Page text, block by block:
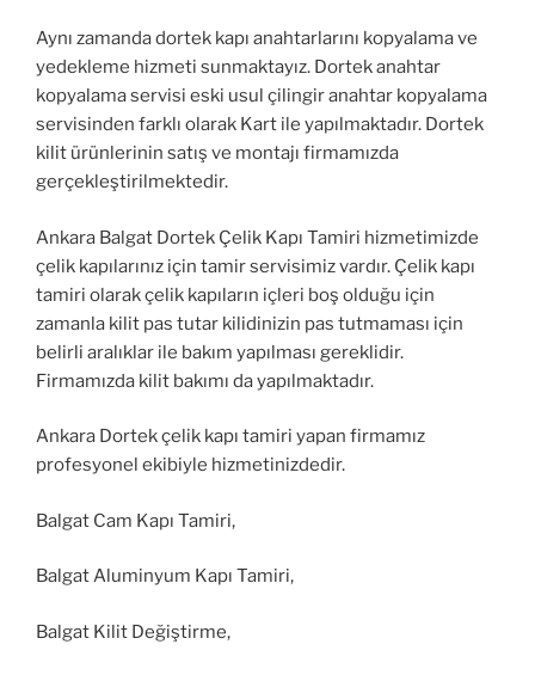
Aynı zamanda dortek kapı anahtarlarını kopyalama ve
yedekleme hizmeti sunmaktayız. Dortek anahtar
kopyalama servisi eski usul çilingir anahtar kopyalama
servisinden farklı olarak Kart ile yapılmaktadır. Dortek
kilit ürünlerinin satış ve montajı firmamızda
gerçekleştirilmektedir.
Ankara Balgat Dortek Çelik Kapı Tamiri hizmetimizde
çelik kapılarınız için tamir servisimiz vardır. Çelik kapı
tamiri olarak çelik kapıların içleri boş olduğu için
zamanla kilit pas tutar kilidinizin pas tutmaması için
belirli aralıklar ile bakım yapılması gereklidir.
Firmamızda kilit bakımı da yapılmaktadır.
Ankara Dortek çelik kapı tamiri yapan firmamız
profesyonel ekibiyle hizmetinizdedir.
Balgat Cam Kapı Tamiri,
Balgat Aluminyum Kapı Tamiri,
Balgat Kilit Değiştirme,